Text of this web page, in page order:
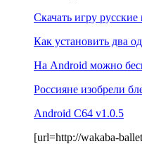
Скачать игру
Как установить два
На Android можно
Россияне изобрели
Android C64 v1.0.5
[url=http://wakaba-